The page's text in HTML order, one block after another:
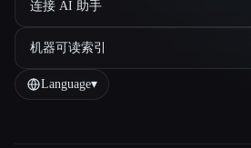
连接 AI 助手
机器可读索引
Language▾